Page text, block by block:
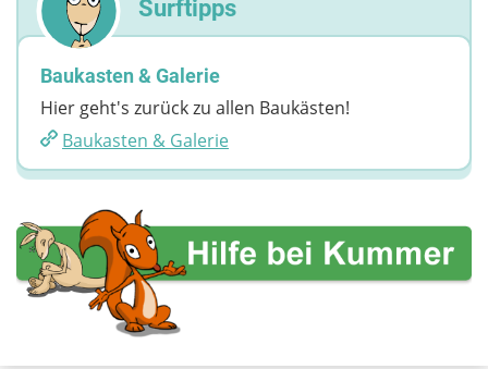
Surftipps
Baukasten & Galerie
Hier geht's zurück zu allen Baukästen!
Baukasten & Galerie